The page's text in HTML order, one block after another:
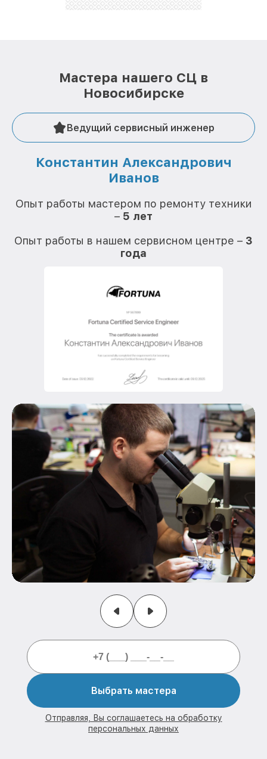
Мастера нашего СЦ в
Новосибирске
Ведущий сервисный инженер
Константин Александрович
Иванов
Опыт работы мастером по ремонту техники
– 5 лет
Опыт работы в нашем сервисном центре – 3
года
Выбрать мастера
Отправляя, Вы соглашаетесь на обработку
персональных данных